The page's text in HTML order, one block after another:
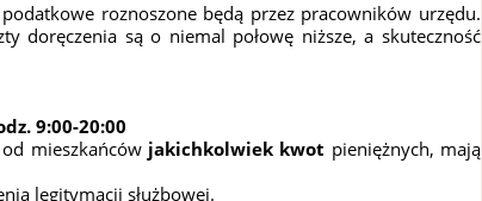
roznoszone będą przez pracowników urzędu.
doręczenia są o niemal połowę niższe, a skuteczność
9:00-20:00
od mieszkańców jakichkolwiek kwot pieniężnych, mają
legitymacji służbowej.